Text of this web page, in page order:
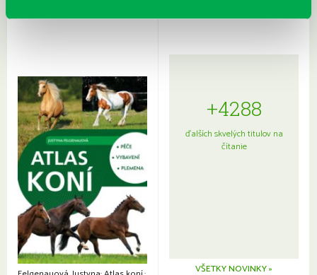
+4288
ďalších skvelých titulov na
čítanie
VŠETKY NOVINKY »